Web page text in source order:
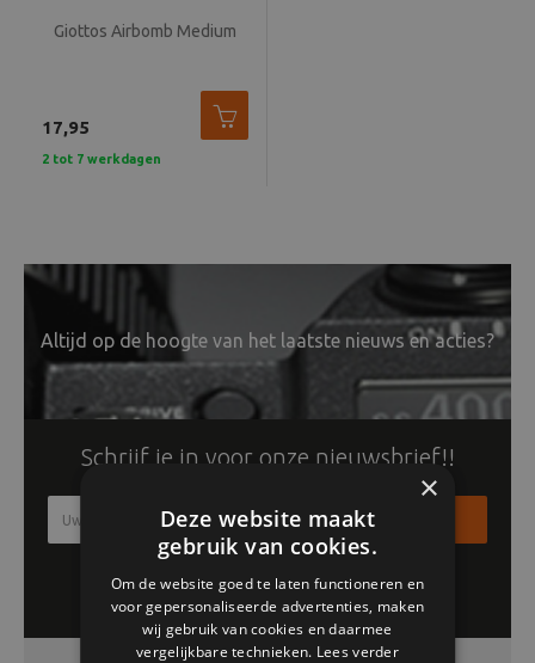
Giottos Airbomb Medium
17,95
2 tot 7 werkdagen
Altijd op de hoogte van het laatste nieuws en acties?
Schrijf je in voor onze nieuwsbrief!!
Inschrijven
×
Deze website maakt
gebruik van cookies.
Om de website goed te laten functioneren en
voor gepersonaliseerde advertenties, maken
wij gebruik van cookies en daarmee
vergelijkbare technieken. Lees verder